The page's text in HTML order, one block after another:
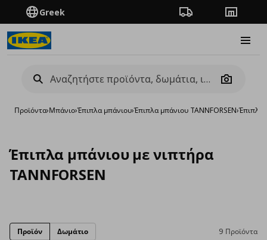
Greek Πορεία παραγγελίας
Camera
Προϊόντα›Μπάνιο›Έπιπλα μπάνιου›Έπιπλα μπάνιου TANNFORSEN›Έπιπλα
Έπιπλα μπάνιου με νιπτήρα
TANNFORSEN
9 Προϊόντα
Προϊόν Δωμάτιο